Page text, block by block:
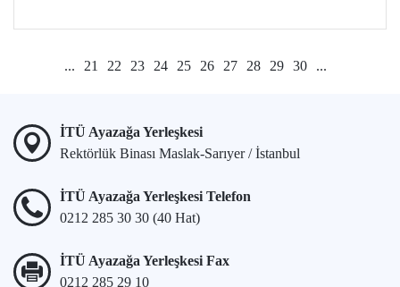
... 21 22 23 24 25 26 27 28 29 30 ...
İTÜ Ayazağa Yerleşkesi
Rektörlük Binası Maslak-Sarıyer / İstanbul
İTÜ Ayazağa Yerleşkesi Telefon
0212 285 30 30 (40 Hat)
İTÜ Ayazağa Yerleşkesi Fax
0212 285 29 10